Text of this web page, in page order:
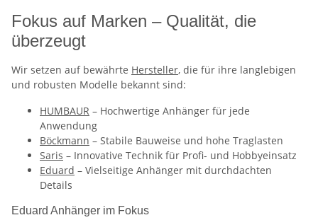
Fokus auf Marken – Qualität, die
überzeugt
Wir setzen auf bewährte Hersteller, die für ihre langlebigen
und robusten Modelle bekannt sind:
HUMBAUR – Hochwertige Anhänger für jede
Anwendung
Böckmann – Stabile Bauweise und hohe Traglasten
Saris – Innovative Technik für Profi- und Hobbyeinsatz
Eduard – Vielseitige Anhänger mit durchdachten
Details
Eduard Anhänger im Fokus